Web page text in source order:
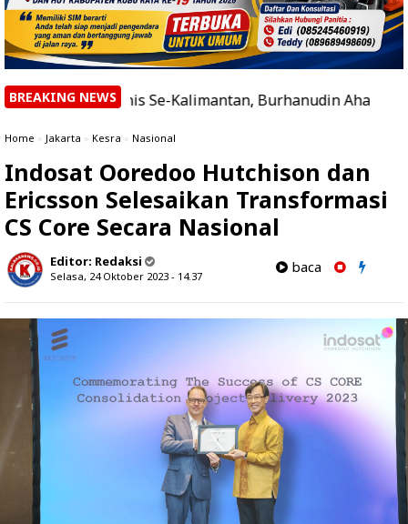
BREAKING NEWS
Etnis Se-Kalimantan, Burhanudin Ahad Paparkan
Home » Jakarta » Kesra » Nasional
Indosat Ooredoo Hutchison dan
Ericsson Selesaikan Transformasi
CS Core Secara Nasional
Editor: Redaksi
Selasa, 24 Oktober 2023 - 14.37
baca